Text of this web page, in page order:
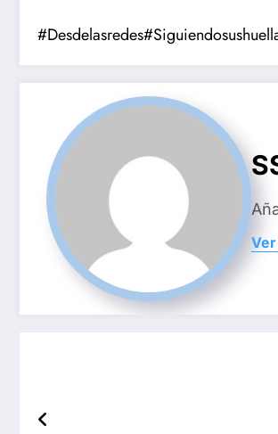
#Desdelasredes